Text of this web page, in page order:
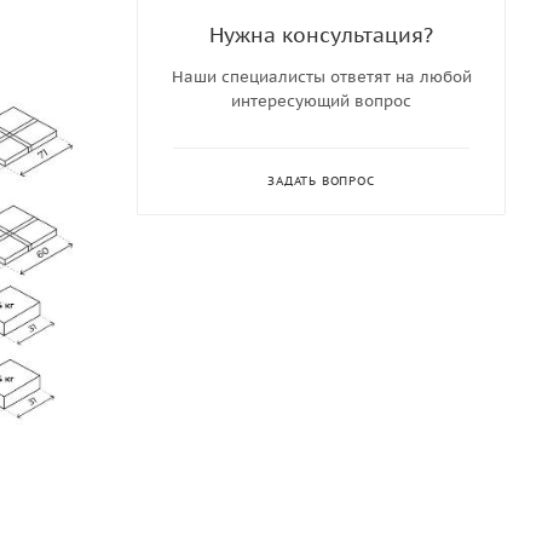
Нужна консультация?
Наши специалисты ответят на любой
интересующий вопрос
ЗАДАТЬ ВОПРОС